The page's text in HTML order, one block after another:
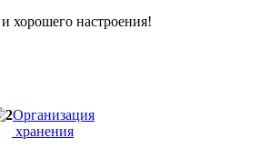
хорошего настроения!
Организация
хранения